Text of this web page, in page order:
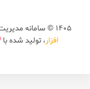
1405 © سامانه مدیریت آموزش یکپارچه و هوشمند،
افزار، تولید شده با